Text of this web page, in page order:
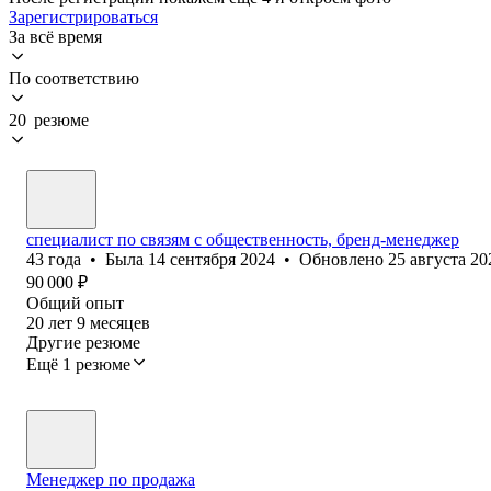
Зарегистрироваться
За всё время
По соответствию
20 резюме
специалист по связям с общественность, бренд-менеджер
43 года • Была 14 сентября 2024 • Обновлено 25 августа
90 000 ₽
Общий опыт
20 лет 9 месяцев
Другие резюме
Ещё 1 резюме
Менеджер по продажа